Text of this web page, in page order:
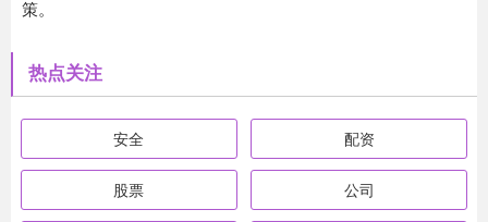
策。
热点关注
安全 配资
股票 公司